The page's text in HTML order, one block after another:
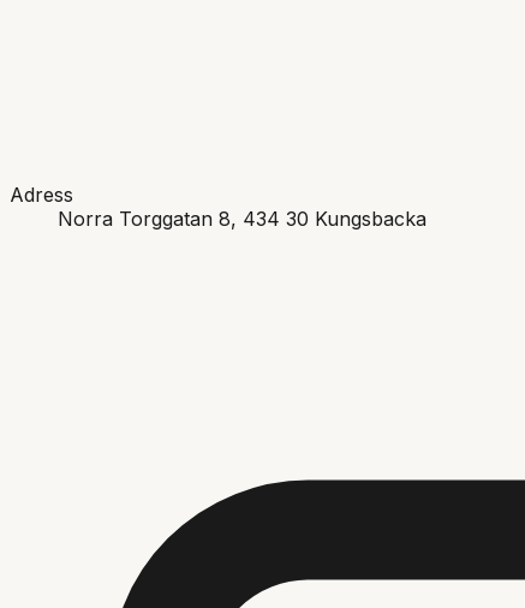
Adress
Norra Torggatan 8, 434 30 Kungsbacka